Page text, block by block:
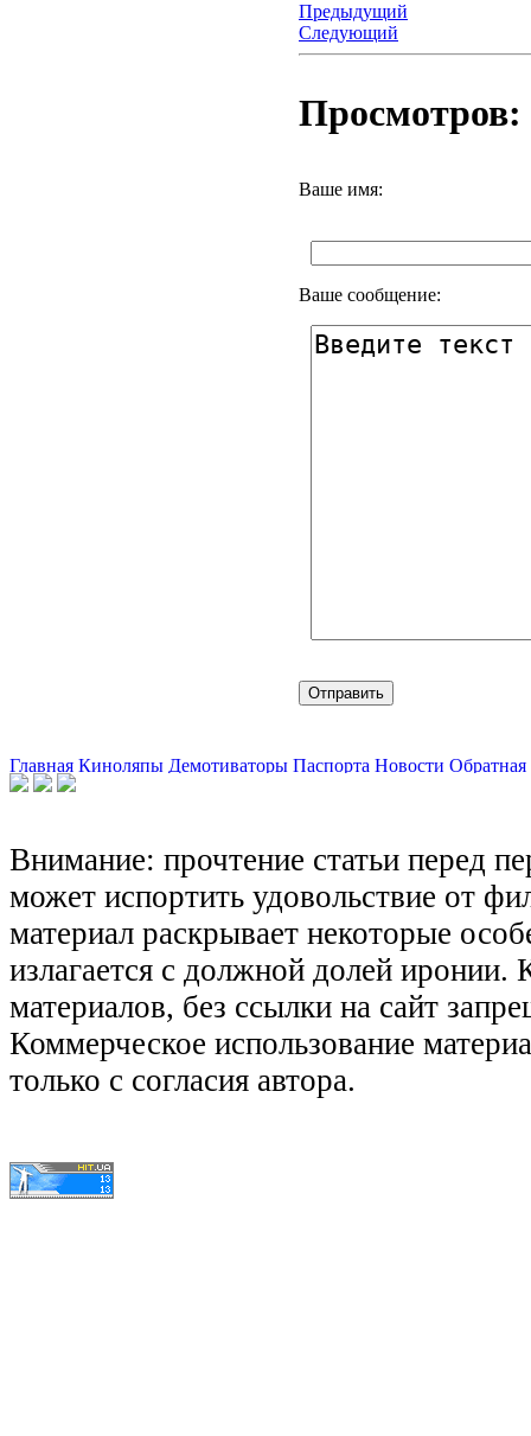
Предыдущий
Следующий
Просмотров:
Ваше имя:
Ваше сообщение:
Главная Киноляпы Демотиваторы Паспорта Новости Обратная
Внимание: прочтение статьи перед
может испортить удовольствие от
материал раскрывает некоторые
излагается с должной долей иронии.
материалов, без ссылки на сайт
Коммерческое использование
только с согласия автора.